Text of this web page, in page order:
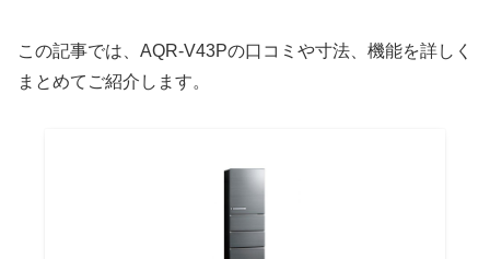
この記事では、AQR-V43Pの口コミや寸法、機能を詳しく
まとめてご紹介します。